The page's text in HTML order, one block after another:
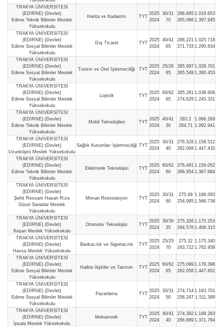
TRAKYA ÜNİVERSİTESİ
(EDİRNE) (Devlet)
Edirne Teknik Bilimler Meslek
Yüksekokulu
Harita ve Kadastro TYT
2025
2024
30/31
70
286,685
265,086
1.019.653
1.397.945
TRAKYA ÜNİVERSİTESİ
(EDİRNE) (Devlet)
Edirne Sosyal Bilimler Meslek
Yüksekokulu
Dış Ticaret TYT
2025
2024
40/41
65
286,221
271,733
1.025.718
1.290.834
TRAKYA ÜNİVERSİTESİ
(EDİRNE) (Devlet)
Edirne Sosyal Bilimler Meslek
Yüksekokulu
Turizm ve Otel İşletmeciliği TYT
2025
2024
25/26
65
285,997
265,549
1.028.701
1.390.453
TRAKYA ÜNİVERSİTESİ
(EDİRNE) (Devlet)
Edirne Sosyal Bilimler Meslek
Yüksekokulu
Lojistik TYT
2025
2024
60/62
65
285,261
274,629
1.038.606
1.245.331
TRAKYA ÜNİVERSİTESİ
(EDİRNE) (Devlet)
Edirne Teknik Bilimler Meslek
Yüksekokulu
Mobil Teknolojileri TYT
2025
2024
40/41
30
283,2
284,71
1.066.269
1.092.941
TRAKYA ÜNİVERSİTESİ
(EDİRNE) (Devlet)
Uzunköprü Meslek Yüksekokulu
Sağlık Kurumları İşletmeciliği TYT
2025
2024
30/31
40
276,528
262,068
1.158.512
1.447.432
TRAKYA ÜNİVERSİTESİ
(EDİRNE) (Devlet)
Edirne Teknik Bilimler Meslek
Yüksekokulu
Elektronik Teknolojisi TYT
2025
2024
60/62
60
276,491
266,954
1.159.052
1.367.684
TRAKYA ÜNİVERSİTESİ
(EDİRNE) (Devlet)
Şehit Ressam Hasan Rıza
Güzel Sanatlar Meslek
Yüksekokulu
Mimari Restorasyon TYT
2025
2024
30/31
60
275,99
254,995
1.166.093
1.566.738
TRAKYA ÜNİVERSİTESİ
(EDİRNE) (Devlet)
Keşan Meslek Yüksekokulu
Otomotiv Teknolojisi TYT
2025
2024
30/30
35
275,326
264,576
1.175.253
1.406.315
TRAKYA ÜNİVERSİTESİ
(EDİRNE) (Devlet)
Havsa Meslek Yüksekokulu
Bankacılık ve Sigortacılık TYT
2025
2024
25/25
70
275,32
243,722
1.175.340
1.762.958
TRAKYA ÜNİVERSİTESİ
(EDİRNE) (Devlet)
Edirne Sosyal Bilimler Meslek
Yüksekokulu
Halkla İlişkiler ve Tanıtım TYT
2025
2024
60/62
65
275,099
262,058
1.178.396
1.447.602
TRAKYA ÜNİVERSİTESİ
(EDİRNE) (Devlet)
Edirne Sosyal Bilimler Meslek
Yüksekokulu
Pazarlama TYT
2025
2024
30/31
50
274,714
258,247
1.183.701
1.511.389
TRAKYA ÜNİVERSİTESİ
(EDİRNE) (Devlet)
İpsala Meslek Yüksekokulu
Mekatronik TYT
2025
2024
40/41
40
274,392
266,689
1.188.283
1.371.764